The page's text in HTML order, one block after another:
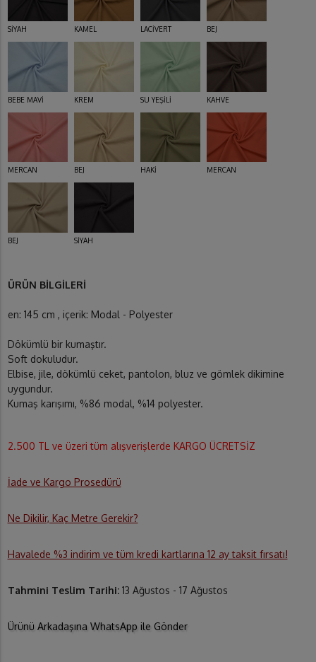
SİYAH KAMEL LACİVERT BEJ
BEBE MAVİ KREM SU YEŞİLİ KAHVE
MERCAN BEJ HAKİ MERCAN
BEJ SİYAH
ÜRÜN BİLGİLERİ
en: 145 cm , içerik: Modal - Polyester
Dökümlü bir kumaştır.
Soft dokuludur.
Elbise, jile, dökümlü ceket, pantolon, bluz ve gömlek dikimine
uygundur.
Kumaş karışımı, %86 modal, %14 polyester.
2.500 TL ve üzeri tüm alışverişlerde KARGO ÜCRETSİZ
İade ve Kargo Prosedürü
Ne Dikilir, Kaç Metre Gerekir?
Havalede %3 indirim ve tüm kredi kartlarına 12 ay taksit fırsatı!
Tahmini Teslim Tarihi: 13 Ağustos - 17 Ağustos
Ürünü Arkadaşına WhatsApp ile Gönder